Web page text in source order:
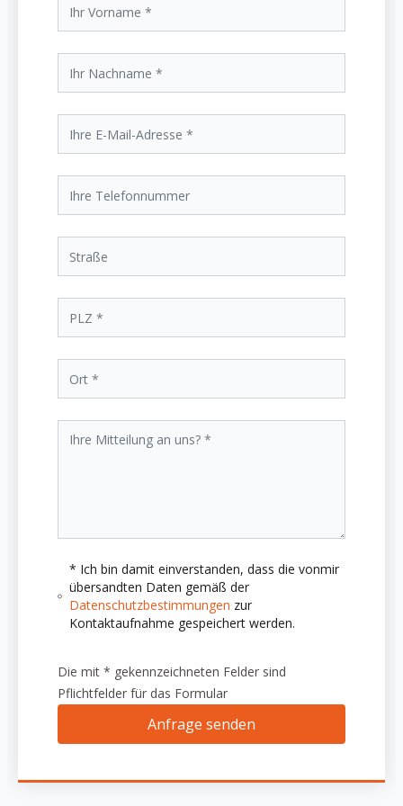
* Ich bin damit einverstanden, dass die vonmir
übersandten Daten gemäß der
Datenschutzbestimmungen zur
Kontaktaufnahme gespeichert werden.
Die mit * gekennzeichneten Felder sind
Pflichtfelder für das Formular
Anfrage senden